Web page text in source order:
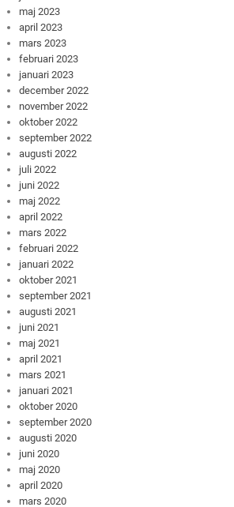
maj 2023
april 2023
mars 2023
februari 2023
januari 2023
december 2022
november 2022
oktober 2022
september 2022
augusti 2022
juli 2022
juni 2022
maj 2022
april 2022
mars 2022
februari 2022
januari 2022
oktober 2021
september 2021
augusti 2021
juni 2021
maj 2021
april 2021
mars 2021
januari 2021
oktober 2020
september 2020
augusti 2020
juni 2020
maj 2020
april 2020
mars 2020